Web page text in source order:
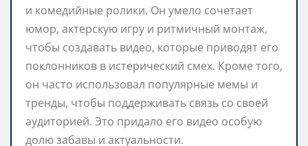
и комедийные ролики. Он умело сочетает
юмор, актерскую игру и ритмичный монтаж,
чтобы создавать видео, которые приводят его
поклонников в истерический смех. Кроме того,
он часто использовал популярные мемы и
тренды, чтобы поддерживать связь со своей
аудиторией. Это придало его видео особую
долю забавы и актуальности.